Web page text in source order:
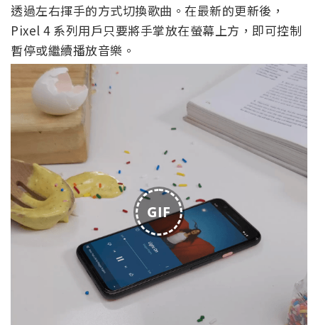
透過左右揮手的方式切換歌曲。在最新的更新後，
Pixel 4 系列用戶只要將手掌放在螢幕上方，即可控制
暫停或繼續播放音樂。
GIF